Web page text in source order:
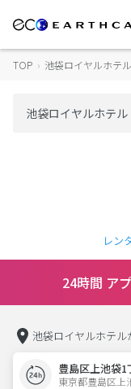
TOP › 池袋ロイヤルホテ
レン
24時間 ア
池袋ロイヤルホテル
豊島区上池袋
東京都豊島区上